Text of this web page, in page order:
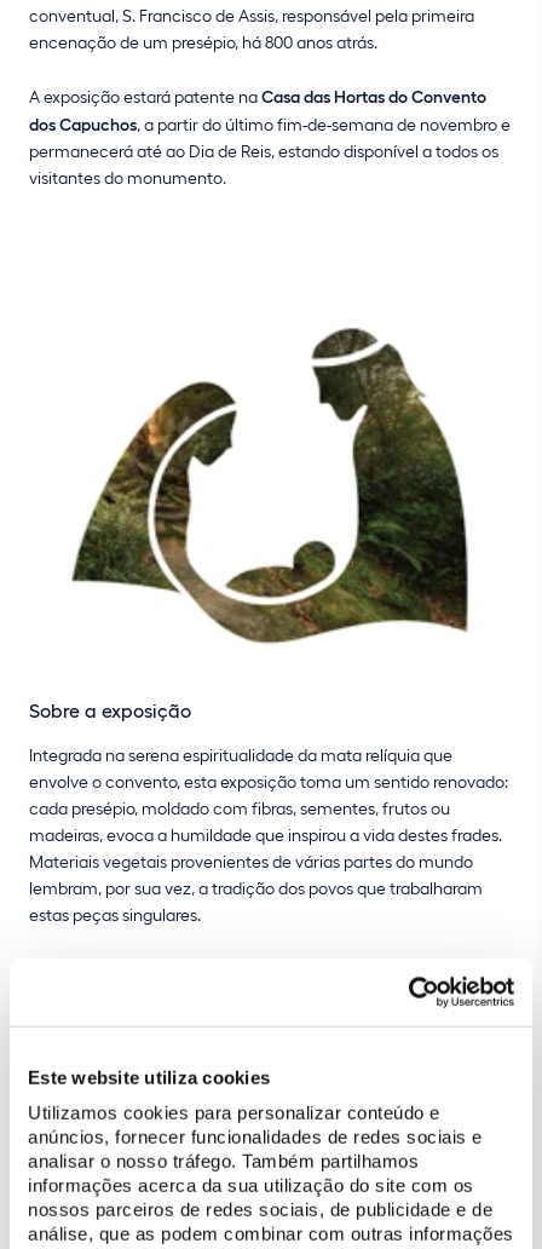
Este website utiliza cookies
Utilizamos cookies para personalizar conteúdo e
anúncios, fornecer funcionalidades de redes sociais e
analisar o nosso tráfego. Também partilhamos
informações acerca da sua utilização do site com os
nossos parceiros de redes sociais, de publicidade e de
análise, que as podem combinar com outras informações
conventual, S. Francisco de Assis, responsável pela primeira
encenação de um presépio, há 800 anos atrás.
A exposição estará patente naCasa das Hortas do Convento
dos Capuchos, a partir do último fim-de-semana de novembro e
permanecerá até ao Dia de Reis, estando disponível a todos os
visitantes do monumento.
Sobre a exposição
Integrada na serena espiritualidade da mata relíquia que
envolve o convento, esta exposição toma um sentido renovado:
cada presépio, moldado com fibras, sementes, frutos ou
madeiras, evoca a humildade que inspirou a vida destes frades.
Materiais vegetais provenientes de várias partes do mundo
lembram, por sua vez, a tradição dos povos que trabalharam
estas peças singulares.
Em diálogo com o espírito do lugar, a exposição convida o
biodiversidade e, também, da espiritualidade que se associa ao
nascimento de Cristo, como metáfora da vida que renasce de
cada planta e em cada obra-de-arte criada pelos humanos. A
visita ao convento torna-se, assim, uma viagem pelas paisagens
do mundo e pelas múltiplas formas de relação entre o sagrado, o
natural e a obra humana.